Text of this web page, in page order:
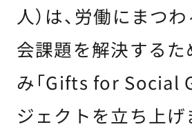
人）は、労働にまつ
会課題を解決する
み「Gifts for Social
ジェクトを立ち上げ